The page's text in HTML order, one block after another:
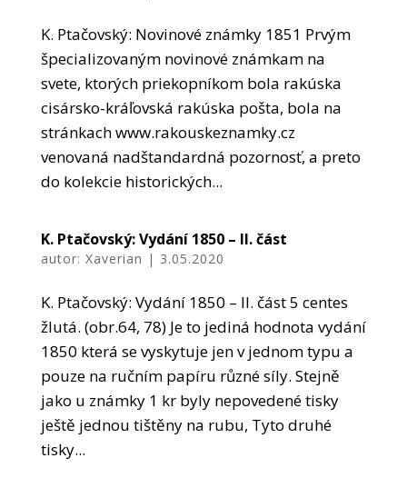
K. Ptačovský: Novinové známky 1851 Prvým
špecializovaným novinové známkam na
svete, ktorých priekopníkom bola rakúska
cisársko-kráľovská rakúska pošta, bola na
stránkach www.rakouskeznamky.cz
venovaná nadštandardná pozornosť, a preto
do kolekcie historických...
K. Ptačovský: Vydání 1850 – II. část
autor: Xaverian | 3.05.2020
K. Ptačovský: Vydání 1850 – II. část 5 centes
žlutá. (obr.64, 78) Je to jediná hodnota vydání
1850 která se vyskytuje jen v jednom typu a
pouze na ručním papíru různé síly. Stejně
jako u známky 1 kr byly nepovedené tisky
ještě jednou tištěny na rubu, Tyto druhé
tisky...